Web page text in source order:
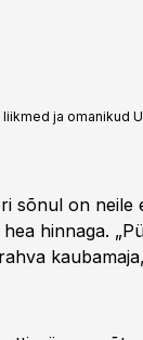
ja omanikud
sõnul on neile
hinnaga.